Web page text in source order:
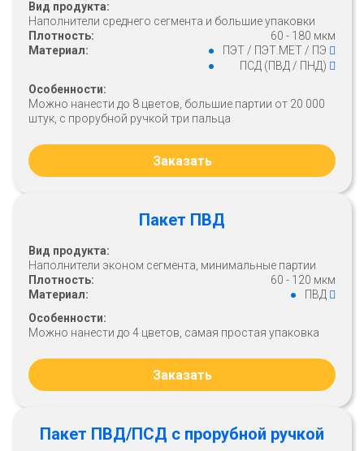
Вид продукта:
Наполнители среднего сегмента и большие упаковки
Плотность:
60 - 180 мкм
Материал:
ПЭТ / ПЭТ.МЕТ / ПЭ
ПСД (ПВД / ПНД)
Особенности:
Можно нанести до 8 цветов, большие партии от 20 000
штук, с прорубной ручкой три пальца
Заказать
Пакет ПВД
Вид продукта:
Наполнители эконом сегмента, минимальные партии
Плотность:
60 - 120 мкм
Материал:
ПВД
Особенности:
Можно нанести до 4 цветов, самая простая упаковка
Заказать
Пакет ПВД/ПСД с прорубной ручкой